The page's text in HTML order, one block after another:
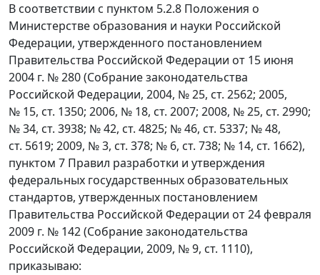
В соответствии с пунктом 5.2.8 Положения о
Министерстве образования и науки Российской
Федерации, утвержденного постановлением
Правительства Российской Федерации от 15 июня
2004 г. № 280 (Собрание законодательства
Российской Федерации, 2004, № 25, ст. 2562; 2005,
№ 15, ст. 1350; 2006, № 18, ст. 2007; 2008, № 25, ст. 2990;
№ 34, ст. 3938; № 42, ст. 4825; № 46, ст. 5337; № 48,
ст. 5619; 2009, № 3, ст. 378; № 6, ст. 738; № 14, ст. 1662),
пунктом 7 Правил разработки и утверждения
федеральных государственных образовательных
стандартов, утвержденных постановлением
Правительства Российской Федерации от 24 февраля
2009 г. № 142 (Собрание законодательства
Российской Федерации, 2009, № 9, ст. 1110),
приказываю: